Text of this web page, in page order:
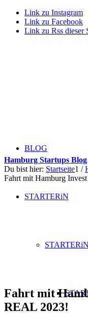
Link zu Instagram
Link zu Facebook
Link zu Rss dieser
BLOG
STARTERiN
Hamburg Startups Blog
Du bist hier: Startseite1 /
Fahrt mit Hamburg
Fahrt mit
REAL 2023!